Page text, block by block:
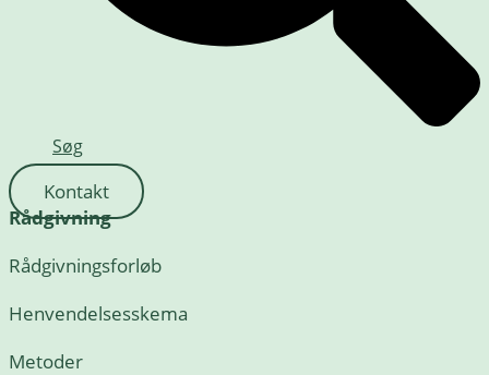
Søg
Kontakt
Rådgivning
Rådgivningsforløb
Henvendelsesskema
Metoder